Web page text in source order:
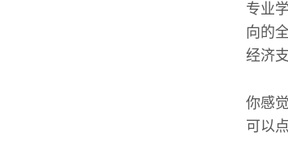
专业
向的
经济
你感
可以